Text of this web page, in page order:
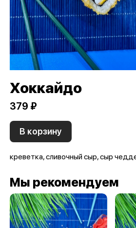
Хоккайдо
379 ₽
В корзину
креветка, сливочный сыр, сыр
Мы рекомендуем